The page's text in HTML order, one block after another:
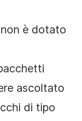
è dotato
ascoltato
di tipo